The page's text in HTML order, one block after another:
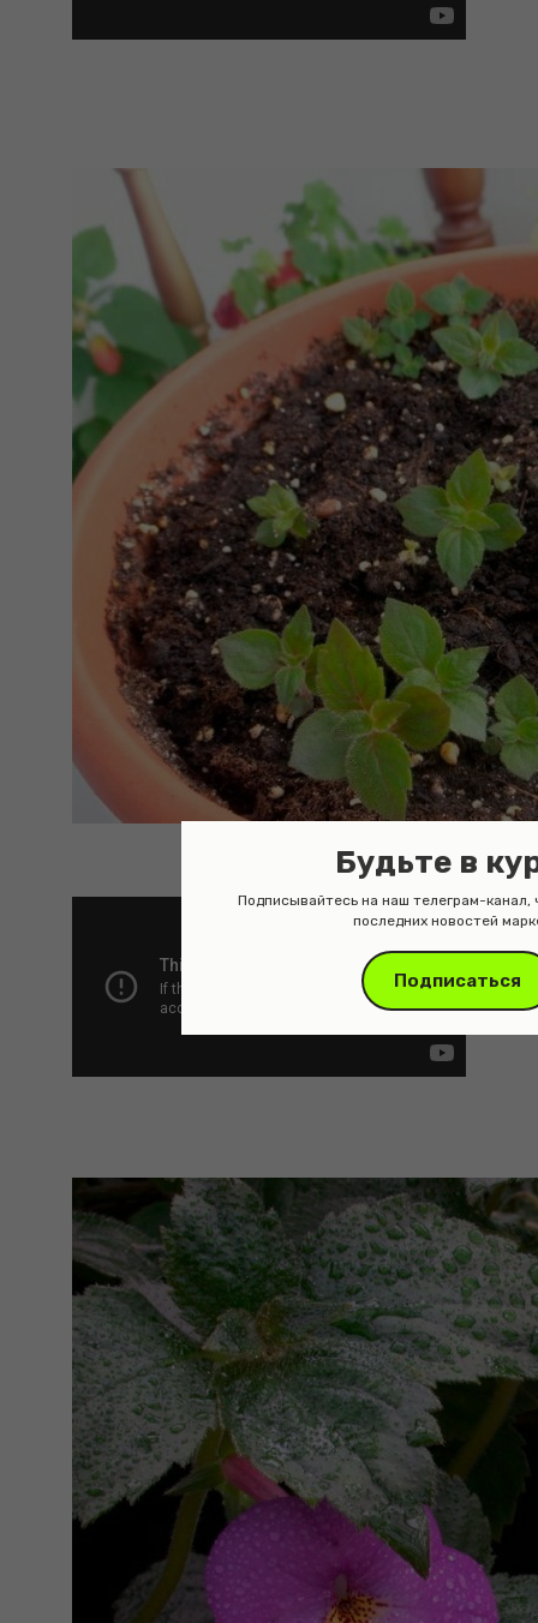
Будьте в
Подписывайтесь на наш телеграм-канал,
последних новостей
Подписаться